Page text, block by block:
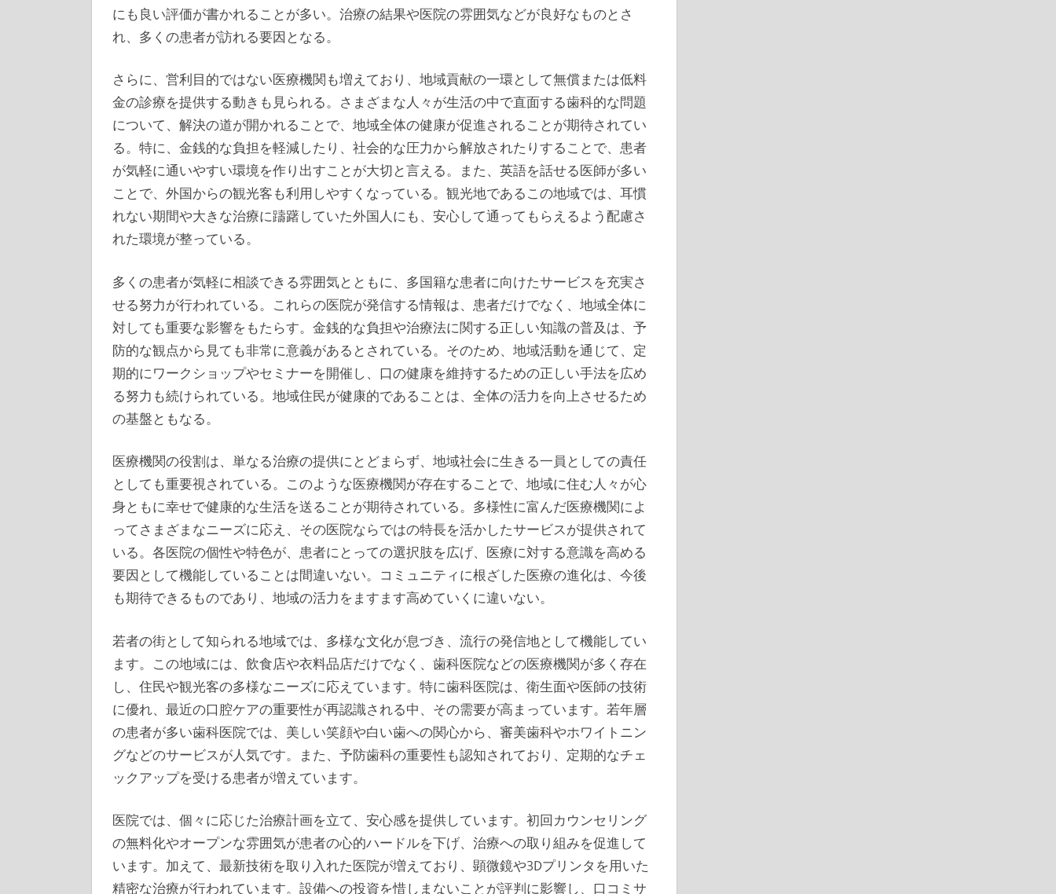
にも良い評価が書かれることが多い。治療の結果や医院の雰囲気などが良好なものとさ
れ、多くの患者が訪れる要因となる。
さらに、営利目的ではない医療機関も増えており、地域貢献の一環として無償または低料
金の診療を提供する動きも見られる。さまざまな人々が生活の中で直面する歯科的な問題
について、解決の道が開かれることで、地域全体の健康が促進されることが期待されてい
る。特に、金銭的な負担を軽減したり、社会的な圧力から解放されたりすることで、患者
が気軽に通いやすい環境を作り出すことが大切と言える。また、英語を話せる医師が多い
ことで、外国からの観光客も利用しやすくなっている。観光地であるこの地域では、耳慣
れない期間や大きな治療に躊躇していた外国人にも、安心して通ってもらえるよう配慮さ
れた環境が整っている。
多くの患者が気軽に相談できる雰囲気とともに、多国籍な患者に向けたサービスを充実さ
せる努力が行われている。これらの医院が発信する情報は、患者だけでなく、地域全体に
対しても重要な影響をもたらす。金銭的な負担や治療法に関する正しい知識の普及は、予
防的な観点から見ても非常に意義があるとされている。そのため、地域活動を通じて、定
期的にワークショップやセミナーを開催し、口の健康を維持するための正しい手法を広め
る努力も続けられている。地域住民が健康的であることは、全体の活力を向上させるため
の基盤ともなる。
医療機関の役割は、単なる治療の提供にとどまらず、地域社会に生きる一員としての責任
としても重要視されている。このような医療機関が存在することで、地域に住む人々が心
身ともに幸せで健康的な生活を送ることが期待されている。多様性に富んだ医療機関によ
ってさまざまなニーズに応え、その医院ならではの特長を活かしたサービスが提供されて
いる。各医院の個性や特色が、患者にとっての選択肢を広げ、医療に対する意識を高める
要因として機能していることは間違いない。コミュニティに根ざした医療の進化は、今後
も期待できるものであり、地域の活力をますます高めていくに違いない。
若者の街として知られる地域では、多様な文化が息づき、流行の発信地として機能してい
ます。この地域には、飲食店や衣料品店だけでなく、歯科医院などの医療機関が多く存在
し、住民や観光客の多様なニーズに応えています。特に歯科医院は、衛生面や医師の技術
に優れ、最近の口腔ケアの重要性が再認識される中、その需要が高まっています。若年層
の患者が多い歯科医院では、美しい笑顔や白い歯への関心から、審美歯科やホワイトニン
グなどのサービスが人気です。また、予防歯科の重要性も認知されており、定期的なチェ
ックアップを受ける患者が増えています。
医院では、個々に応じた治療計画を立て、安心感を提供しています。初回カウンセリング
の無料化やオープンな雰囲気が患者の心的ハードルを下げ、治療への取り組みを促進して
います。加えて、最新技術を取り入れた医院が増えており、顕微鏡や3Dプリンタを用いた
精密な治療が行われています。設備への投資を惜しまないことが評判に影響し、口コミサ